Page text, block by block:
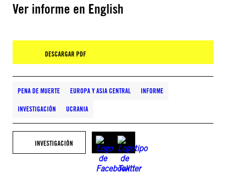
Ver informe en English
DESCARGAR PDF
PENA DE MUERTE EUROPA Y ASIA CENTRAL INFORME
INVESTIGACIÓN UCRANIA
INVESTIGACIÓN